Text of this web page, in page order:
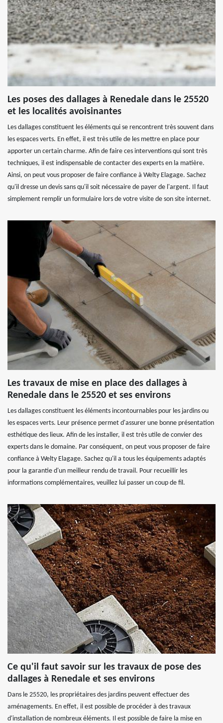
Les poses des dallages à Renedale dans le 25520
et les localités avoisinantes
Les dallages constituent les éléments qui se rencontrent très souvent dans
les espaces verts. En effet, il est très utile de les mettre en place pour
apporter un certain charme. Afin de faire ces interventions qui sont très
techniques, il est indispensable de contacter des experts en la matière.
Ainsi, on peut vous proposer de faire confiance à Welty Elagage. Sachez
qu'il dresse un devis sans qu'il soit nécessaire de payer de l'argent. Il faut
simplement remplir un formulaire lors de votre visite de son site internet.
Les travaux de mise en place des dallages à
Renedale dans le 25520 et ses environs
Les dallages constituent les éléments incontournables pour les jardins ou
les espaces verts. Leur présence permet d'assurer une bonne présentation
esthétique des lieux. Afin de les installer, il est très utile de convier des
experts dans le domaine. Par conséquent, on peut vous proposer de faire
confiance à Welty Elagage. Sachez qu'il a tous les équipements adaptés
pour la garantie d'un meilleur rendu de travail. Pour recueillir les
informations complémentaires, veuillez lui passer un coup de fil.
Ce qu'il faut savoir sur les travaux de pose des
dallages à Renedale et ses environs
Dans le 25520, les propriétaires des jardins peuvent effectuer des
aménagements. En effet, il est possible de procéder à des travaux
d'installation de nombreux éléments. Il est possible de faire la mise en